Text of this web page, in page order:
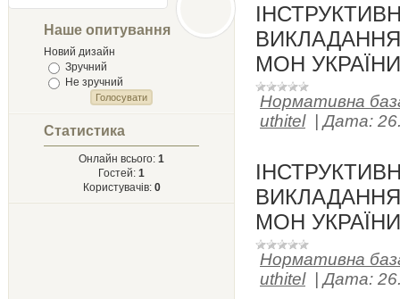
Лыст
Твору Ырий
Наше опитування
Новий дизайн
Зручний
Не зручний
Статистика
Онлайн всього: 1
Гостей: 1
Користувачів: 0
МОН УКРАЇНИ
Нормативна
uthitel
|Дата:
ВИКЛАДАННЯ
МОН УКРАЇНИ
Нормативна
uthitel
|Дата: